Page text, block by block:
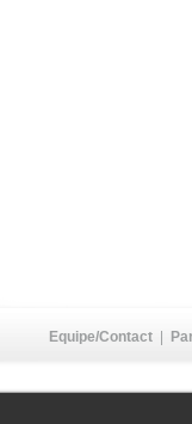
Equipe/Contact